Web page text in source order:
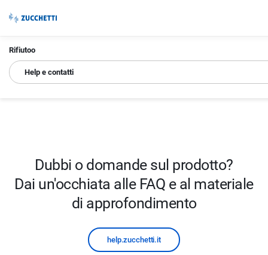
Rifiutoo
Help e contatti
Dubbi o domande sul prodotto?
Dai un'occhiata alle FAQ e al materiale
di approfondimento
help.zucchetti.it